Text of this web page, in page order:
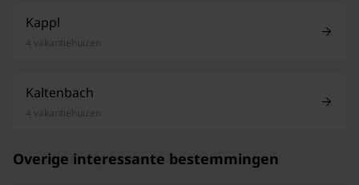
Kappl
4 vakantiehuizen
Kaltenbach
4 vakantiehuizen
Overige interessante bestemmingen